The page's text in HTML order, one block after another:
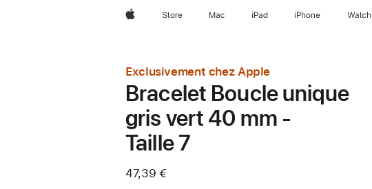
AppleStore Mac iPad iPhone Watch
Exclusivement chez Apple
Bracelet Boucle unique
gris vert 40 mm -
Taille 7
47,39 €